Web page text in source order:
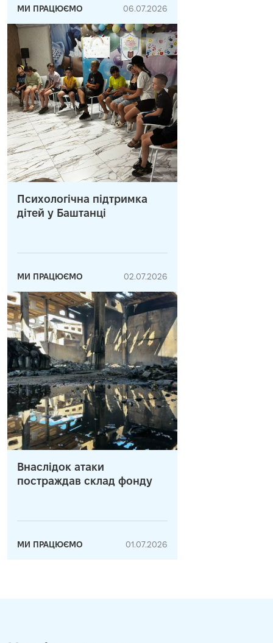
МИ ПРАЦЮЄМО 06.07.2026
Психологічна підтримка
дітей у Баштанці
МИ ПРАЦЮЄМО 02.07.2026
Внаслідок атаки
постраждав склад фонду
МИ ПРАЦЮЄМО 01.07.2026